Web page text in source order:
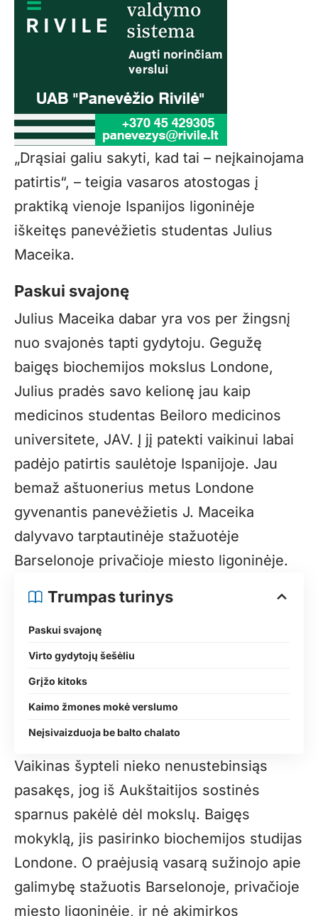
„Drąsiai galiu sakyti, kad tai – neįkainojama
patirtis“, – teigia vasaros atostogas į
praktiką vienoje Ispanijos ligoninėje
iškeitęs panevėžietis studentas Julius
Maceika.
Paskui svajonę
Julius Maceika dabar yra vos per žingsnį
nuo svajonės tapti gydytoju. Gegužę
baigęs biochemijos mokslus Londone,
Julius pradės savo kelionę jau kaip
medicinos studentas Beiloro medicinos
universitete, JAV. Į jį patekti vaikinui labai
padėjo patirtis saulėtoje Ispanijoje. Jau
bemaž aštuonerius metus Londone
gyvenantis panevėžietis J. Maceika
dalyvavo tarptautinėje stažuotėje
Barselonoje privačioje miesto ligoninėje.
Trumpas turinys
Paskui svajonę
Virto gydytojų šešėliu
Grįžo kitoks
Kaimo žmones mokė verslumo
Neįsivaizduoja be balto chalato
Vaikinas šypteli nieko nenustebinsiąs
pasakęs, jog iš Aukštaitijos sostinės
sparnus pakėlė dėl mokslų. Baigęs
mokyklą, jis pasirinko biochemijos studijas
Londone. O praėjusią vasarą sužinojo apie
galimybę stažuotis Barselonoje, privačioje
miesto ligoninėje, ir nė akimirkos